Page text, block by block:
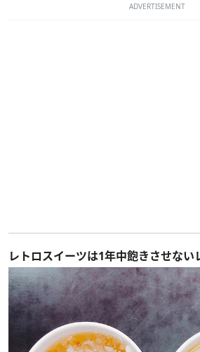
ADVERTISEMENT
レトロスイーツは1年中飽きさせない